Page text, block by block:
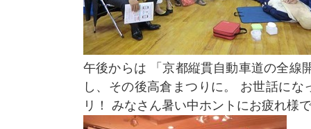
午後からは 「京都縦貫自動車道の全線
し、その後高倉まつりに。 お世話にな
リ！ みなさん暑い中ホントにお疲れ様